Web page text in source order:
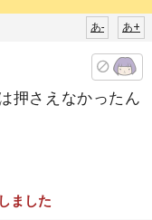
あ+
あ-
押さえなかったん
ました